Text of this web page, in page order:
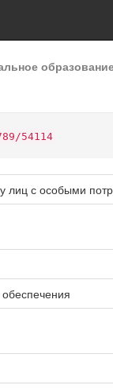
54114
лиц с особыми